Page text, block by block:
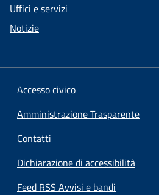
Uffici e servizi
Notizie
Accesso civico
Amministrazione Trasparente
Contatti
Dichiarazione di accessibilità
Feed RSS Avvisi e bandi